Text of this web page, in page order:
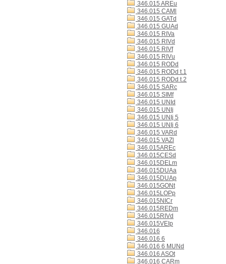
346.015 AREu
346.015 CAMl
346.015 GATd
346.015 GUAd
346.015 RIVa
346.015 RIVd
346.015 RIVf
346.015 RIVu
346.015 RODd
346.015 RODd t.1
346.015 RODd t.2
346.015 SARc
346.015 SIMf
346.015 UNId
346.015 UNIj
346.015 UNIj 5
346.015 UNIj 6
346.015 VARd
346.015 VAZl
346.015AREc
346.015CESd
346.015DELm
346.015DUAa
346.015DUAp
346.015GONt
346.015LOPp
346.015NICr
346.015REDm
346.015RIVd
346.015VEIp
346.016
346.016 6
346.016 6 MUNd
346.016 ASOt
346.016 CARm